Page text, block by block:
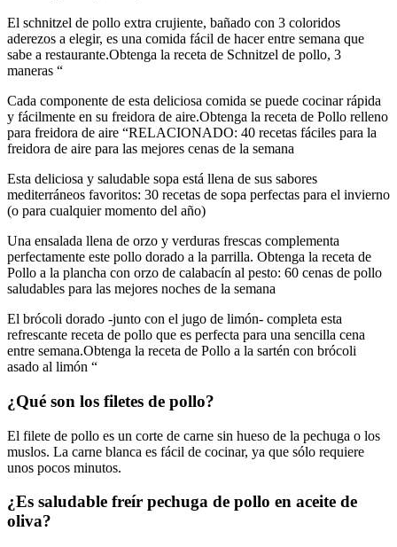
El schnitzel de pollo extra crujiente, bañado con 3 coloridos
aderezos a elegir, es una comida fácil de hacer entre semana que
sabe a restaurante.Obtenga la receta de Schnitzel de pollo, 3
maneras “
Cada componente de esta deliciosa comida se puede cocinar rápida
y fácilmente en su freidora de aire.Obtenga la receta de Pollo relleno
para freidora de aire “RELACIONADO: 40 recetas fáciles para la
freidora de aire para las mejores cenas de la semana
Esta deliciosa y saludable sopa está llena de sus sabores
mediterráneos favoritos: 30 recetas de sopa perfectas para el invierno
(o para cualquier momento del año)
Una ensalada llena de orzo y verduras frescas complementa
perfectamente este pollo dorado a la parrilla. Obtenga la receta de
Pollo a la plancha con orzo de calabacín al pesto: 60 cenas de pollo
saludables para las mejores noches de la semana
El brócoli dorado -junto con el jugo de limón- completa esta
refrescante receta de pollo que es perfecta para una sencilla cena
entre semana.Obtenga la receta de Pollo a la sartén con brócoli
asado al limón “
¿Qué son los filetes de pollo?
El filete de pollo es un corte de carne sin hueso de la pechuga o los
muslos. La carne blanca es fácil de cocinar, ya que sólo requiere
unos pocos minutos.
¿Es saludable freír pechuga de pollo en aceite de
oliva?